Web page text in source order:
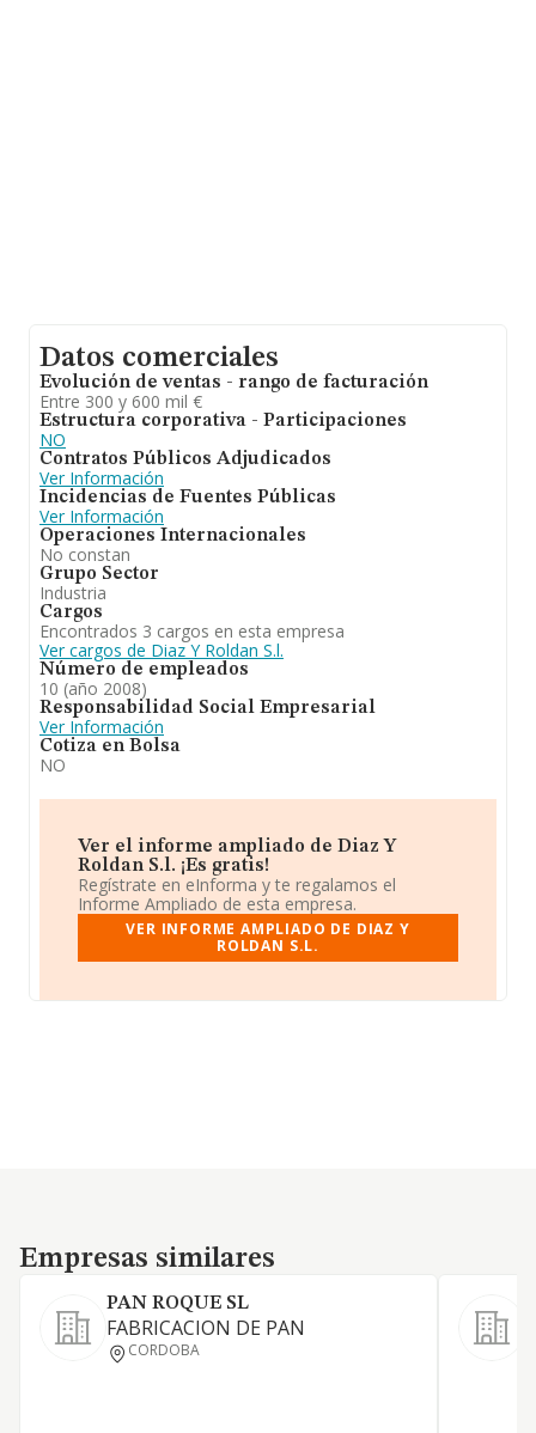
Datos comerciales
Evolución de ventas - rango de facturación
Entre 300 y 600 mil €
Estructura corporativa - Participaciones
NO
Contratos Públicos Adjudicados
Ver Información
Incidencias de Fuentes Públicas
Ver Información
Operaciones Internacionales
No constan
Grupo Sector
Industria
Cargos
Encontrados 3 cargos en esta empresa
Ver cargos de Diaz Y Roldan S.l.
Número de empleados
10 (año 2008)
Responsabilidad Social Empresarial
Ver Información
Cotiza en Bolsa
NO
Ver el informe ampliado de Diaz Y
Roldan S.l. ¡Es gratis!
Regístrate en eInforma y te regalamos el
Informe Ampliado de esta empresa.
VER INFORME AMPLIADO DE DIAZ Y
ROLDAN S.L.
Empresas similares
Empresas similares
PAN ROQUE SL
FABRICACION DE PAN
CORDOBA